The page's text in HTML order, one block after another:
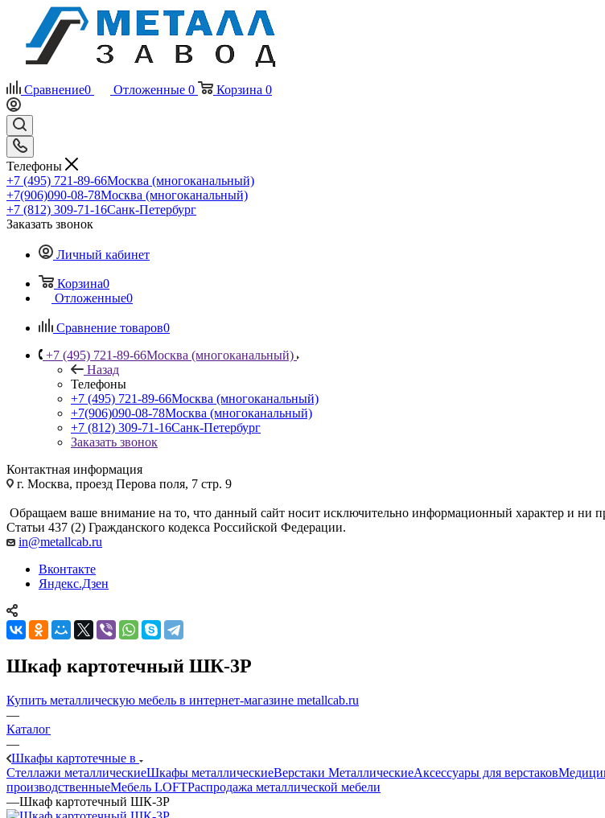
Сравнение0 Отложенные 0 Корзина 0
Телефоны
+7 (495) 721-89-66Москва (многоканальный)
+7(906)090-08-78Москва (многоканальный)
+7 (812) 309-71-16Санк-Петербург
Заказать звонок
Личный кабинет
Корзина0
Отложенные0
Сравнение товаров0
+7 (495) 721-89-66Москва (многоканальный)
Назад
Телефоны
+7 (495) 721-89-66Москва (многоканальный)
+7(906)090-08-78Москва (многоканальный)
+7 (812) 309-71-16Санк-Петербург
Заказать звонок
Контактная информация
г. Москва, проезд Перова поля, 7 стр. 9
Обращаем ваше внимание на то, что данный сайт носит исключительно информационный характер и ни
Статьи 437 (2) Гражданского кодекса Российской Федерации.
in@metallcab.ru
Вконтакте
Яндекс.Дзен
Шкаф картотечный ШК-3Р
Купить металлическую мебель в интернет-магазине metallcab.ru
—
Каталог
—
Шкафы картотечные в
Стеллажи металлическиеШкафы металлическиеВерстаки МеталлическиеАксессуары для верстаков
производственныеМебель LOFTРаспродажа металлической мебели
—Шкаф картотечный ШК-3Р